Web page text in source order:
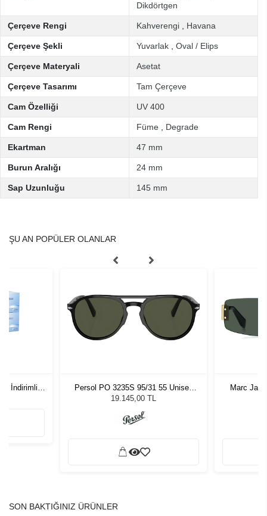
Dikdörtgen
Çerçeve Rengi Kahverengi Havana
Çerçeve Şekli Yuvarlak Oval / Elips
Çerçeve Materyali Asetat
Çerçeve Tasarımı Tam Çerçeve
Cam Özelliği UV 400
Cam Rengi Füme Degrade
Ekartman 47 mm
Burun Aralığı 24 mm
Sap Uzunluğu 145 mm
ŞU AN POPÜLER OLANLAR
İndirimli
Persol PO 3235S 95/31 55 Unisex
Güneş Gözlüğü
19.145,00 TL
Marc
SON BAKTIĞINIZ ÜRÜNLER